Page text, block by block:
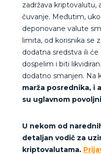
zadržava kriptovalutu,
čuvanje. Međutim,
deponovane valute
limita, od korisnika se
dodatna sredstva ili
dospelim i biti
dodatno smanjen. Na
marža posrednika, i
su uglavnom
U nekom od
detaljan vodič za
kriptovalutama.